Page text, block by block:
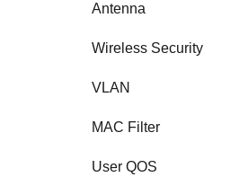
Antenna
Wireless Security
VLAN
MAC Filter
User QOS